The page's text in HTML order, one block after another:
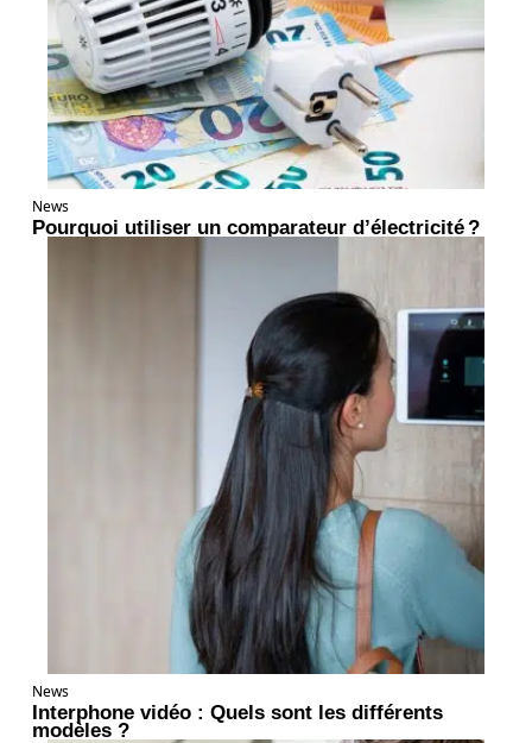
News
Pourquoi utiliser un comparateur d’électricité ?
News
Interphone vidéo : Quels sont les différents
modèles ?